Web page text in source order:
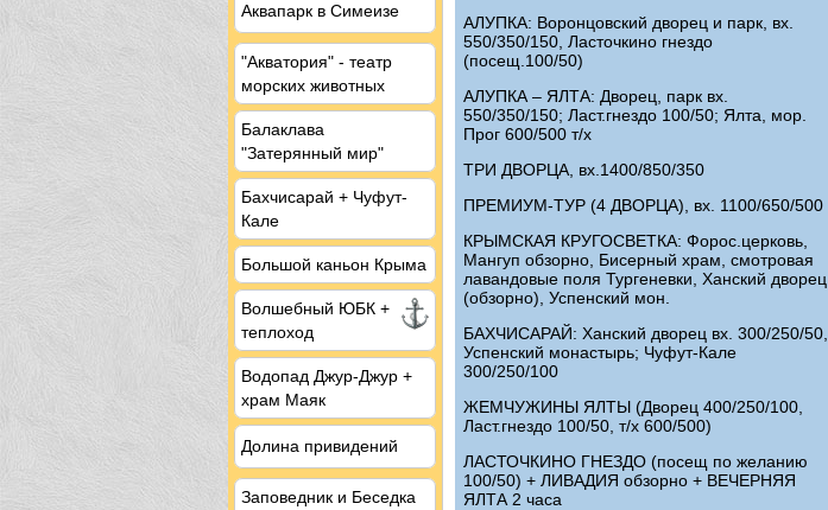
Аквапарк в Симеизе
"Акватория" - театр
морских животных
Балаклава
"Затерянный мир"
Бахчисарай + Чуфут-
Кале
Большой каньон Крыма
Волшебный ЮБК +
теплоход
Водопад Джур-Джур +
храм Маяк
Долина привидений
Заповедник и Беседка
АЛУПКА: Воронцовский дворец и парк, вх.
550/350/150, Ласточкино гнездо
(посещ.100/50)
АЛУПКА – ЯЛТА: Дворец, парк вх.
550/350/150; Ласт.гнездо 100/50; Ялта, мор.
Прог 600/500 т/х
ТРИ ДВОРЦА, вх.1400/850/350
ПРЕМИУМ-ТУР (4 ДВОРЦА), вх. 1100/650/500
КРЫМСКАЯ КРУГОСВЕТКА: Форос.церковь,
Мангуп обзорно, Бисерный храм, смотровая
лавандовые поля Тургеневки, Ханский дворец
(обзорно), Успенский мон.
БАХЧИСАРАЙ: Ханский дворец вх. 300/250/50,
Успенский монастырь; Чуфут-Кале
300/250/100
ЖЕМЧУЖИНЫ ЯЛТЫ (Дворец 400/250/100,
Ласт.гнездо 100/50, т/х 600/500)
ЛАСТОЧКИНО ГНЕЗДО (посещ по желанию
100/50) + ЛИВАДИЯ обзорно + ВЕЧЕРНЯЯ
ЯЛТА 2 часа